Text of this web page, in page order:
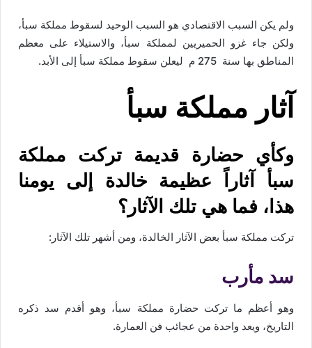
ولم يكن السبب الاقتصادي هو السبب الوحيد لسقوط مملكة سبأ،
ولكن جاء غزو الحميريين لمملكة سبأ، والاستيلاء على معظم
المناطق بها سنة 275 م ليعلن سقوط مملكة سبأ إلى الأبد.
آثار مملكة سبأ
وكأي حضارة قديمة تركت مملكة
سبأ آثاراً عظيمة خالدة إلى يومنا
هذا، فما هي تلك الآثار؟
تركت مملكة سبأ بعض الآثار الخالدة، ومن أشهر تلك الآثار:
سد مأرب
وهو أعظم ما تركت حضارة مملكة سبأ، وهو أقدم سد ذكره
التاريخ، ويعد واحدة من عجائب فن العمارة.